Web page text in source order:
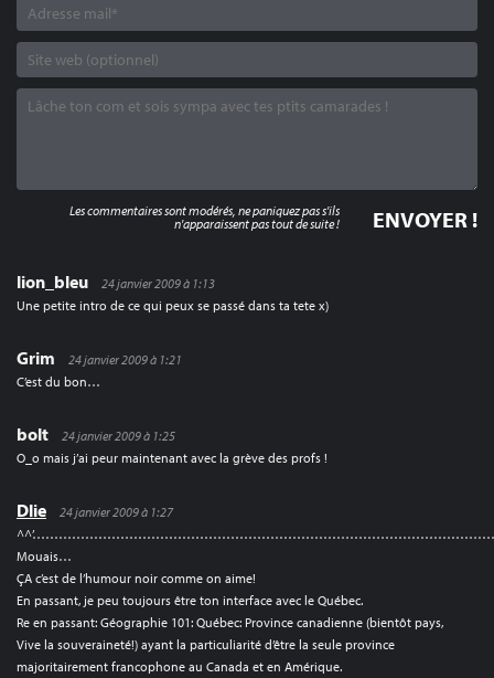
lion_bleu
24 janvier 2009 à 1:13
Une petite intro de ce qui peux se passé dans ta tete x)
Grim
24 janvier 2009 à 1:21
C’est du bon…
bolt
24 janvier 2009 à 1:25
O_o mais j’ai peur maintenant avec la grève des profs !
Dlie
24 janvier 2009 à 1:27
Mouais…
ÇA c’est de l’humour noir comme on aime!
En passant, je peu toujours être ton interface avec le Québec.
Re en passant: Géographie 101: Québec: Province canadienne (bientôt pays,
Vive la souveraineté!) ayant la particuliarité d’être la seule province
majoritairement francophone au Canada et en Amérique.
Les commentaires sont modérés, ne paniquez pas s'ils
n'apparaissent pas tout de suite !